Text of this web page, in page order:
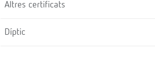
Altres certificats
Díptic